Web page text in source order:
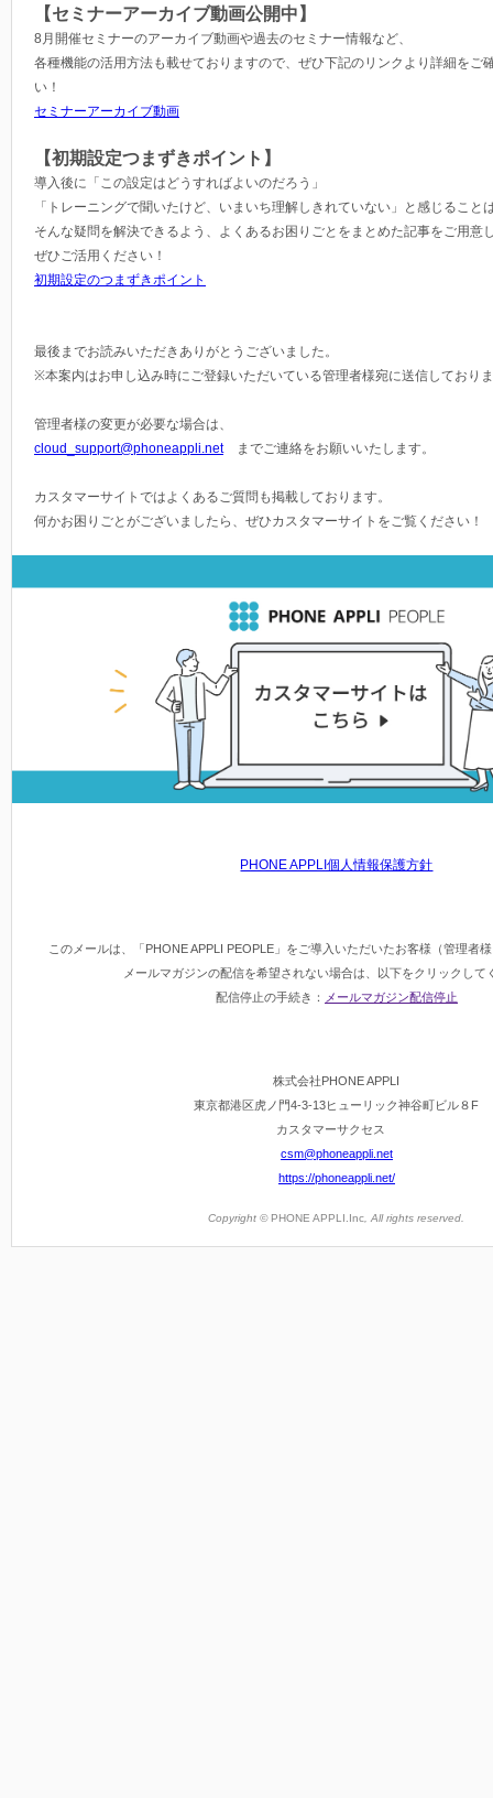
【セミナーアーカイブ動画公開中】
8月開催セミナーのアーカイブ動画や過去のセミナー情報など、
各種機能の活用方法も載せておりますので、ぜひ下記のリンクより詳細をご
い！
セミナーアーカイブ動画
【初期設定つまずきポイント】
導入後に「この設定はどうすればよいのだろう」
「トレーニングで聞いたけど、いまいち理解しきれていない」と感じる​​​​​こと
そんな疑問を解決できるよう、よくあるお困りごとをまとめた記事をご用意
ぜひご活用ください！
初期設定のつまずきポイント
最後までお読みいただきありがとうございました。
※本案内はお申し込み時にご登録いただいている管理者様宛に送信しており
管理者様の変更が必要な場合は、
cloud_support@phoneappli.netまでご連絡をお願いいたします。
カスタマーサイトではよくあるご質問も掲載しております。
何かお困りごとがございましたら、ぜひカスタマーサイトをご覧ください！
PHONE APPLI個人情報保護方針
このメールは、「PHONE APPLI PEOPLE」をご導入いただいたお客様（管理者
メールマガジンの配信を希望されない場合は、以下をクリックして
配信停止の手続き：
メールマガジン配信停止
株式会社PHONE APPLI
東京都港区虎ノ門4-3-13ヒューリック神谷町ビル８F
カスタマーサクセス
csm@phoneappli.net
https://phoneappli.net/
Copyright © PHONE APPLI.Inc , All rights reserved.